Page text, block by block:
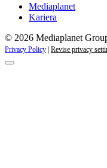
Mediaplanet
Kariera
© 2026 Mediaplanet
Privacy Policy | Revise privacy